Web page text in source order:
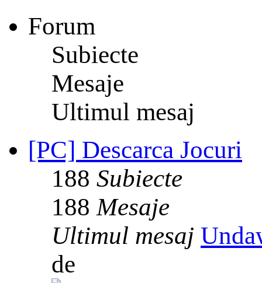
Forum
Subiecte
Mesaje
Ultimul mesaj
[PC] Descarca Jocuri
188 Subiecte
188 Mesaje
Ultimul mesaj
de